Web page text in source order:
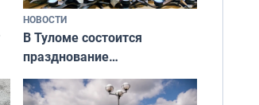
НОВОСТИ
В Туломе состоится
празднование
Международного дня
коренных народов мира